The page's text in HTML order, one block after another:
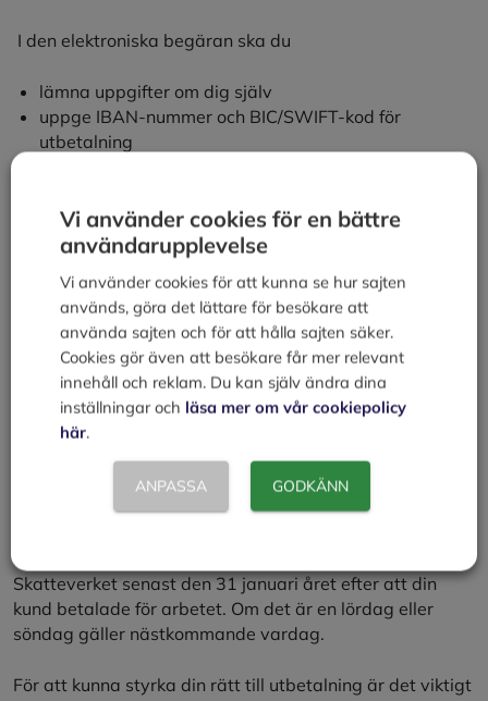
I den elektroniska begäran ska du
lämna uppgifter om dig själv
uppge IBAN-nummer och BIC/SWIFT-kod för
utbetalning
kostnader
uppge begärt belopp i svenska kronor
lämna uppgifter om kunden samt fastigheten där
arbetet utförts.
Tänk på att det belopp du begär kan skilja sig från det
som betalas ut om det begärda beloppet anges i annan
valuta än SEK och växelkursen vid kundens
betalningsdatum skiljer sig från växelkursen då
skatteverkets utbetalning når din bank.
Att tänka på när du begär utbetalning
Din begäran om utbetalning ska ha kommit in till
Skatteverket senast den 31 januari året efter att din
kund betalade för arbetet. Om det är en lördag eller
söndag gäller nästkommande vardag.
För att kunna styrka din rätt till utbetalning är det viktigt
Vi använder cookies för en bättre
användarupplevelse
Vi använder cookies för att kunna se hur sajten
används, göra det lättare för besökare att
använda sajten och för att hålla sajten säker.
Cookies gör även att besökare får mer relevant
innehåll och reklam. Du kan själv ändra dina
inställningar och läsa mer om vår cookiepolicy
här.
ANPASSA GODKÄNN